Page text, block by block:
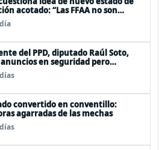
acotado: “Las FFAA no son
del PPD, diputado Raúl Soto,
en seguridad pero
ausencia clave: alzamiento del
bancario
convertido en conventillo:
agarradas de las mechas